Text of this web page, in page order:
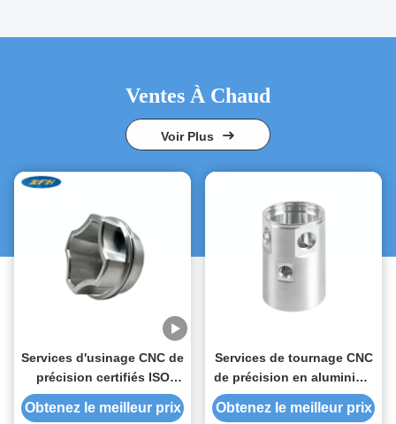
Ventes À Chaud
Voir Plus
Services d'usinage CNC de
précision certifiés ISO
9001 et RoHS/REACH
Capacité de production
Obtenez le meilleur prix
Services de tournage CNC
de précision en aluminium
Parties de découpe de
forage usinées sur mesure
Obtenez le meilleur prix